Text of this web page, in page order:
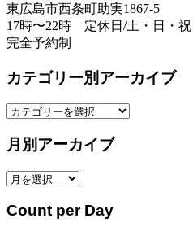
東広島市西条町助実1867-5
17時〜22時 定休日/土・日・祝
完全予約制
カテゴリー別アーカイブ
カ
ゴ
ー
ア
月別アーカイブ
月
ア
Count per Day